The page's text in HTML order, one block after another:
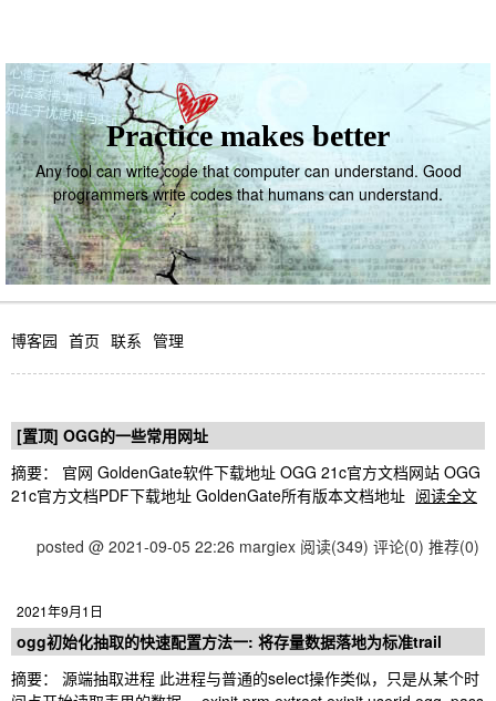
Practice makes better
Any fool can write code that computer can understand. Good
programmers write codes that humans can understand.
博客园 首页 联系 管理
[置顶] OGG的一些常用网址
摘要： 官网 GoldenGate软件下载地址 OGG 21c官方文档网站 OGG
21c官方文档PDF下载地址 GoldenGate所有版本文档地址 阅读全文
posted @ 2021-09-05 22:26 margiex 阅读(349) 评论(0) 推荐(0)
2021年9月1日
ogg初始化抽取的快速配置方法一: 将存量数据落地为标准trail
摘要： 源端抽取进程 此进程与普通的select操作类似，只是从某个时